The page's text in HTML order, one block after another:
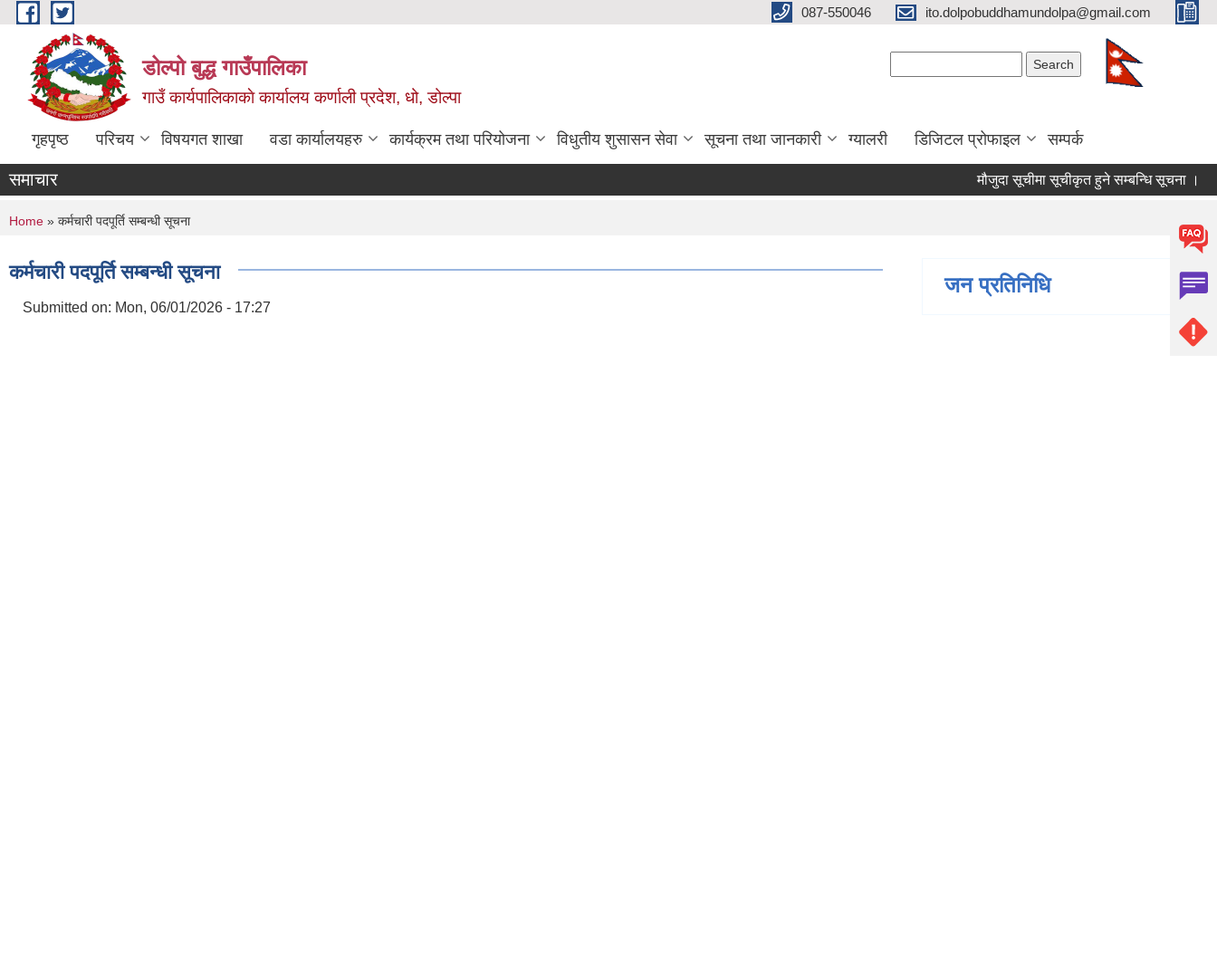
Skip to main content 087-550046 ito.dolpobuddhamundolpa@gmail.com
डोल्पो बुद्ध गाउँपालिका
गाउँ कार्यपालिकाकाे कार्यालय कर्णाली प्रदेश, धो, डोल्पा
गृहपृष्ठ परिचय विषयगत शाखा वडा कार्यालयहरु कार्यक्रम तथा परियोजना विधुतीय शुसासन सेवा सूचना तथा जानकारी ग्यालरी डिजिटल प्रोफाइल सम्पर्क
समाचार मौजुदा सूचीमा सूचीकृत हुने सम्बन्धि सूचना ।
You are here
Home » कर्मचारी पदपूर्ति सम्बन्धी सूचना
कर्मचारी पदपूर्ति सम्बन्धी सूचना
Submitted on: Mon, 06/01/2026 - 17:27
जन प्रतिनिधि